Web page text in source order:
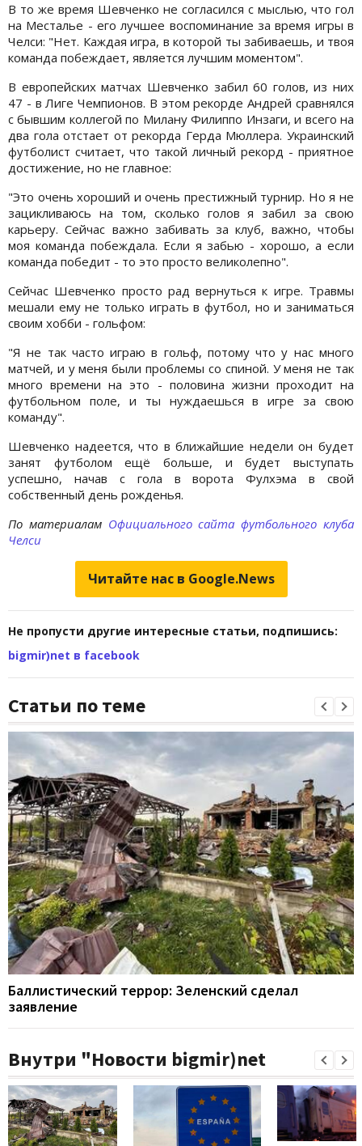
В то же время Шевченко не согласился с мыслью, что гол
на Месталье - его лучшее воспоминание за время игры в
Челси: "Нет. Каждая игра, в которой ты забиваешь, и твоя
команда побеждает, является лучшим моментом".
В европейских матчах Шевченко забил 60 голов, из них
47 - в Лиге Чемпионов. В этом рекорде Андрей сравнялся
с бывшим коллегой по Милану Филиппо Инзаги, и всего на
два гола отстает от рекорда Герда Мюллера. Украинский
футболист считает, что такой личный рекорд - приятное
достижение, но не главное:
"Это очень хороший и очень престижный турнир. Но я не
зацикливаюсь на том, сколько голов я забил за свою
карьеру. Сейчас важно забивать за клуб, важно, чтобы
моя команда побеждала. Если я забью - хорошо, а если
команда победит - то это просто великолепно".
Сейчас Шевченко просто рад вернуться к игре. Травмы
мешали ему не только играть в футбол, но и заниматься
своим хобби - гольфом:
"Я не так часто играю в гольф, потому что у нас много
матчей, и у меня были проблемы со спиной. У меня не так
много времени на это - половина жизни проходит на
футбольном поле, и ты нуждаешься в игре за свою
команду".
Шевченко надеется, что в ближайшие недели он будет
занят футболом ещё больше, и будет выступать
успешно, начав с гола в ворота Фулхэма в свой
собственный день рожденья.
По материалам Официального сайта футбольного клуба
Челси
Читайте нас в Google.News
Не пропусти другие интересные статьи, подпишись:
bigmir)net в facebook
Статьи по теме
Баллистический террор: Зеленский сделал
заявление
Внутри "Новости bigmir)net